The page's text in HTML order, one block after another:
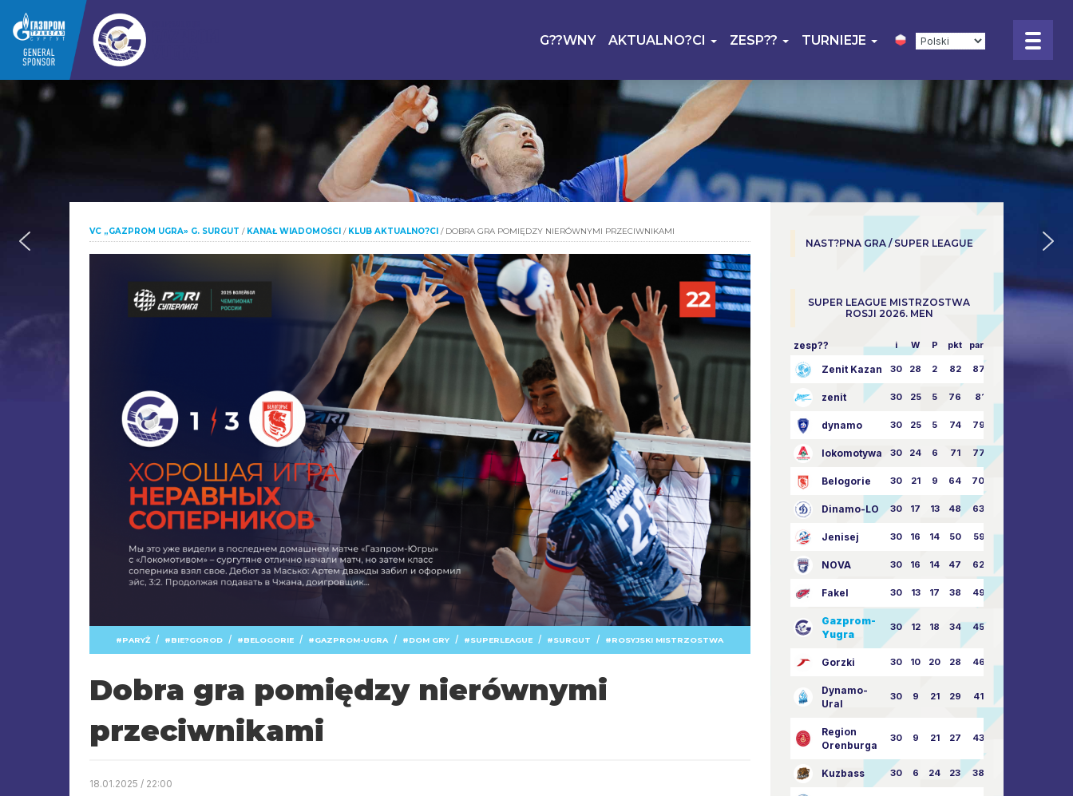
G??WNY AKTUALNO?CI ZESP?? TURNIEJE
VC „GAZPROM UGRA» G. SURGUT / KANAŁ WIADOMOŚCI / KLUB AKTUALNO?CI / DOBRA GRA POMIĘDZY NIERÓWNYMI PRZECIWNIKAMI
PARYŻ / BIE?GOROD / BELOGORIE / GAZPROM-UGRA / DOM GRY / SUPERLEAGUE / SURGUT / ROSYJSKI MISTRZOSTWA
Dobra gra pomiędzy nierównymi
przeciwnikami
18.01.2025 / 22:00
NAST?PNA GRA / SUPER LEAGUE
SUPER LEAGUE MISTRZOSTWA
ROSJI 2026. MEN
zesp?? i W P pkt parowy
Zenit Kazan 30 28 2 82 87:24
zenit 30 25 5 76 81:21
dynamo 30 25 5 74 79:26
lokomotywa 30 24 6 71 77:33
Belogorie 30 21 9 64 70:40
Dinamo-LO 30 17 13 48 63:57
Jenisej 30 16 14 50 59:53
NOVA 30 16 14 47 62:58
Fakel 30 13 17 38 49:62
Gazprom-
Yugra
30 12 18 34 45:63
Gorzki 30 10 20 28 46:73
Dynamo-
Ural
30 9 21 29 41:70
Region
Orenburga
30 9 21 27 43:73
Kuzbass 30 6 24 23 38:76